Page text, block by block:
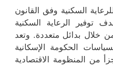
السكنية وفق القانون
(47) لسنة 1993 بهدف توفير الرعاية السكنية
خلال بدائل متعددة. وتعد
الحكومة الإسكانية
من المنظومة الاقتصادية